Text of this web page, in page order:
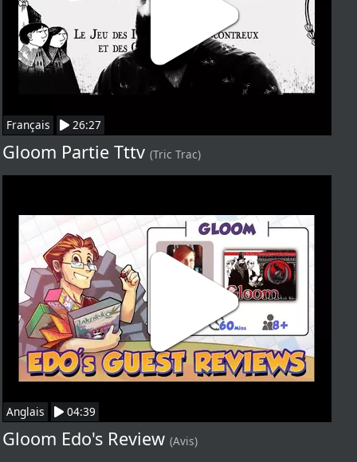
Français 26:27
Gloom Partie Tttv (Tric Trac)
Anglais 04:39
Gloom Edo's Review (Avis)